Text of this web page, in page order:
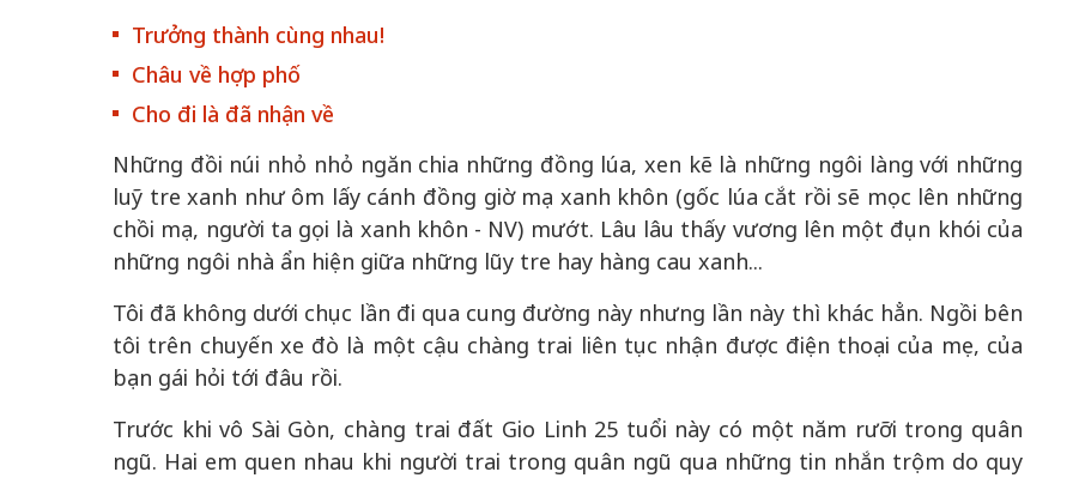
Trưởng thành cùng nhau!
Châu về hợp phố
Cho đi là đã nhận về
Những đồi núi nhỏ nhỏ ngăn chia những đồng lúa, xen kẽ là những ngôi làng với những
luỹ tre xanh như ôm lấy cánh đồng giờ mạ xanh khôn (gốc lúa cắt rồi sẽ mọc lên những
chồi mạ, người ta gọi là xanh khôn - NV) mướt. Lâu lâu thấy vương lên một đụn khói của
những ngôi nhà ẩn hiện giữa những lũy tre hay hàng cau xanh...
Tôi đã không dưới chục lần đi qua cung đường này nhưng lần này thì khác hẳn. Ngồi bên
tôi trên chuyến xe đò là một cậu chàng trai liên tục nhận được điện thoại của mẹ, của
bạn gái hỏi tới đâu rồi.
Trước khi vô Sài Gòn, chàng trai đất Gio Linh 25 tuổi này có một năm rưỡi trong quân
ngũ. Hai em quen nhau khi người trai trong quân ngũ qua những tin nhắn trộm do quy
tạo | Kỳ 4: Sáng kiến
làm nên diện mạo mới